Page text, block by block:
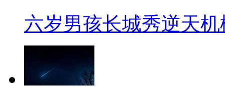
六岁男孩长城秀逆天机